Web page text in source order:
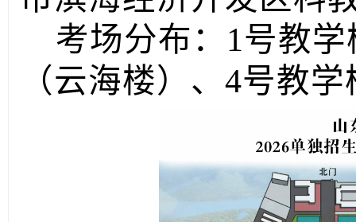
考场分布：1号教
（云海楼）、4号教